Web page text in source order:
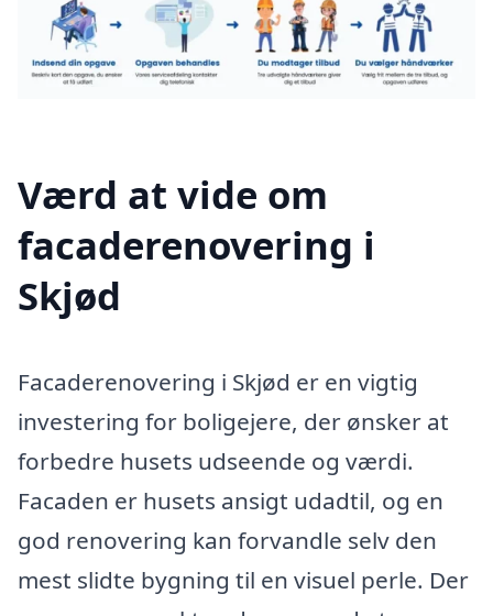
Værd at vide om
facaderenovering i
Skjød
Facaderenovering i Skjød er en vigtig
investering for boligejere, der ønsker at
forbedre husets udseende og værdi.
Facaden er husets ansigt udadtil, og en
god renovering kan forvandle selv den
mest slidte bygning til en visuel perle. Der